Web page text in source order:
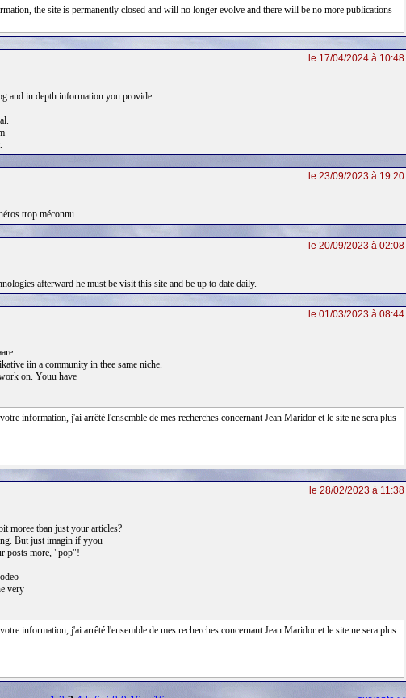
the site is permanently closed and will no longer evolve and there will be no more publications
le 17/04/2024 à 10:48
and in depth information you provide.
le 23/09/2023 à 19:20
trop méconnu.
le 20/09/2023 à 02:08
afterward he must be visit this site and be up to date daily.
le 01/03/2023 à 08:44
iin a community in thee same niche.
on. Youu have
information, j'ai arrêté l'ensemble de mes recherches concernant Jean Maridor et le site ne sera plus
le 28/02/2023 à 11:38
moree tban just your articles?
But just imagin if yyou
posts more, "pop"!
very
information, j'ai arrêté l'ensemble de mes recherches concernant Jean Maridor et le site ne sera plus